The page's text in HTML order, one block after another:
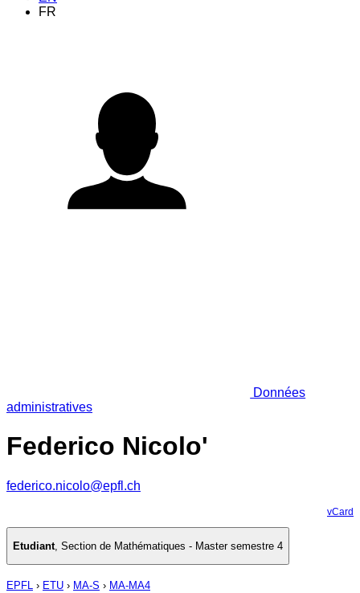
FR
Données
administratives
Federico Nicolo'
federico.nicolo@epfl.ch
vCard
Etudiant, Section de Mathématiques - Master semestre 4
EPFL › ETU › MA-S › MA-MA4